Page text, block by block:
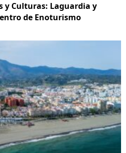
y Culturas: Laguardia y
de Enoturismo